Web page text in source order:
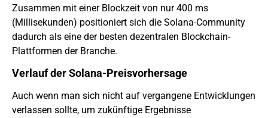
Zusammen mit einer Blockzeit von nur 400 ms
(Millisekunden) positioniert sich die Solana-Community
dadurch als eine der besten dezentralen Blockchain-
Plattformen der Branche.
Verlauf der Solana-Preisvorhersage
Auch wenn man sich nicht auf vergangene Entwicklungen
verlassen sollte, um zukünftige Ergebnisse